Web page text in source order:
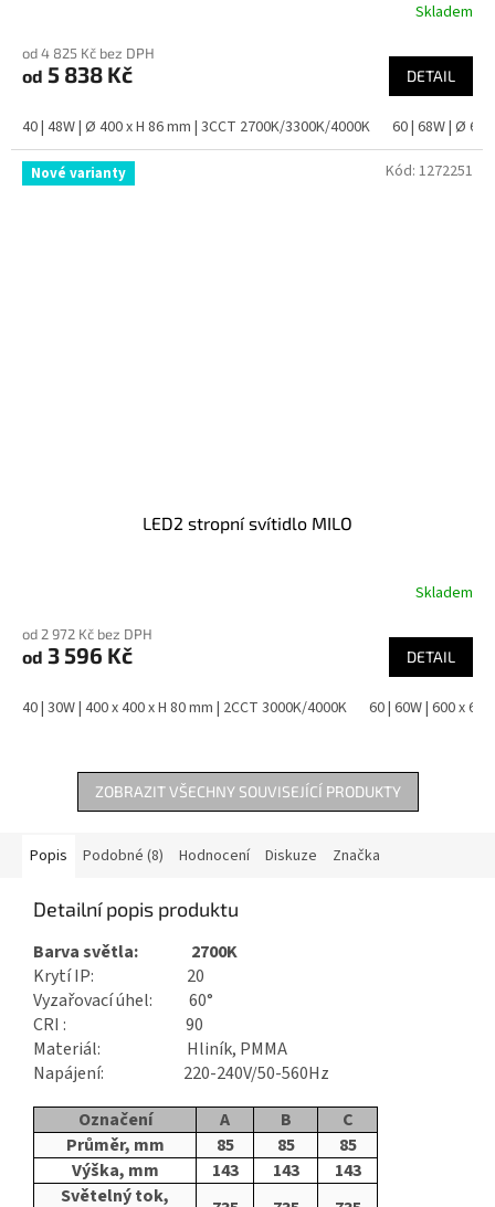
Skladem
od 4 825 Kč bez DPH
od 5 838 Kč DETAIL
40 | 48W | Ø 400 x H 86 mm | 3CCT 2700K/3300K/4000K 60 | 68W | Ø
Nové varianty
LED2 stropní svítidlo MILO
Skladem
od 2 972 Kč bez DPH
od 3 596 Kč DETAIL
40 | 30W | 400 x 400 x H 80 mm | 2CCT 3000K/4000K 60 | 60W | 600 x
Kód: 1272251
ZOBRAZIT VŠECHNY SOUVISEJÍCÍ PRODUKTY
Popis Podobné (8) Hodnocení Diskuze Značka
Detailní popis produktu
Barva světla: 2700K
Krytí IP: 20
Vyzařovací úhel: 60°
CRI : 90
Materiál: Hliník, PMMA
Napájení: 220-240V/50-560Hz
Označení
A B
C
Průměr, mm
85 85
85
Výška, mm
143 143
143
Světelný tok,